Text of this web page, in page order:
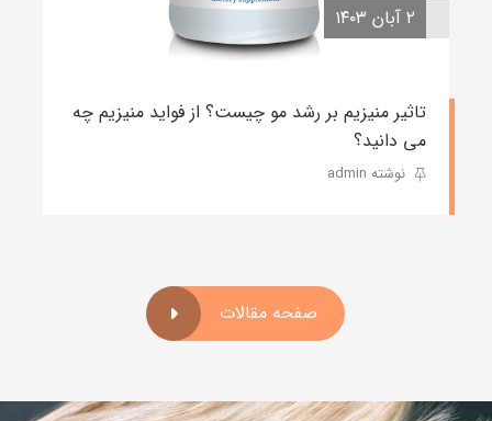
۲ آبان ۱۴۰۳
تاثیر منیزیم بر رشد مو چیست؟ از فواید منیزیم چه
می دانید؟
نوشته admin
صفحه مقالات